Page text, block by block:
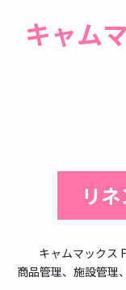
キャム
リ
キャムマックス
商品管理、施設管理